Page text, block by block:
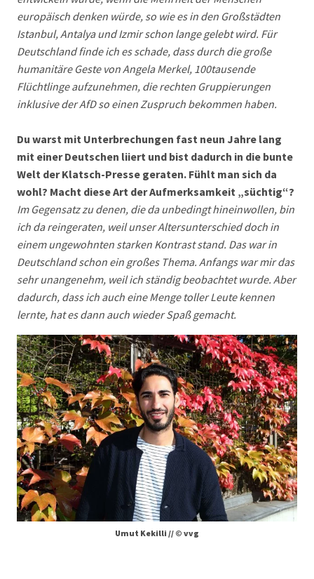
europäisch denken würde, so wie es in den Großstädten
Istanbul, Antalya und Izmir schon lange gelebt wird. Für
Deutschland finde ich es schade, dass durch die große
humanitäre Geste von Angela Merkel, 100tausende
Flüchtlinge aufzunehmen, die rechten Gruppierungen
inklusive der AfD so einen Zuspruch bekommen haben.
Du warst mit Unterbrechungen fast neun Jahre lang
mit einer Deutschen liiert und bist dadurch in die bunte
Welt der Klatsch-Presse geraten. Fühlt man sich da
wohl? Macht diese Art der Aufmerksamkeit „süchtig“?
Im Gegensatz zu denen, die da unbedingt hineinwollen, bin
ich da reingeraten, weil unser Altersunterschied doch in
einem ungewohnten starken Kontrast stand. Das war in
Deutschland schon ein großes Thema. Anfangs war mir das
sehr unangenehm, weil ich ständig beobachtet wurde. Aber
dadurch, dass ich auch eine Menge toller Leute kennen
lernte, hat es dann auch wieder Spaß gemacht.
Umut Kekilli // © vvg